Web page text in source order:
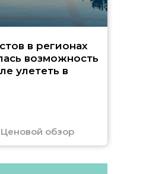
в регионах
возможность
улететь в
обзор